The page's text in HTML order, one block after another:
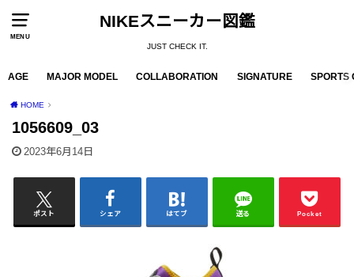
MENU
NIKEスニーカー図鑑
JUST CHECK IT.
AGE MAJOR MODEL COLLABORATION SIGNATURE SPORTS
HOME
1056609_03
2023年6月14日
ポスト シェア はてブ 送る Pocket